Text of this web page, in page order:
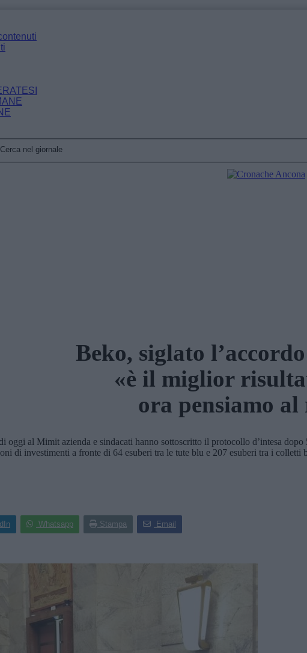
Beko, siglato
«è il miglior
ora pensiamo
al Mimit azienda e sindacati hanno sottoscritto il protocollo d’intesa
di investimenti a fronte di 64 esuberi tra le tute blu e 207 esuberi tra i
Whatsapp Stampa Email